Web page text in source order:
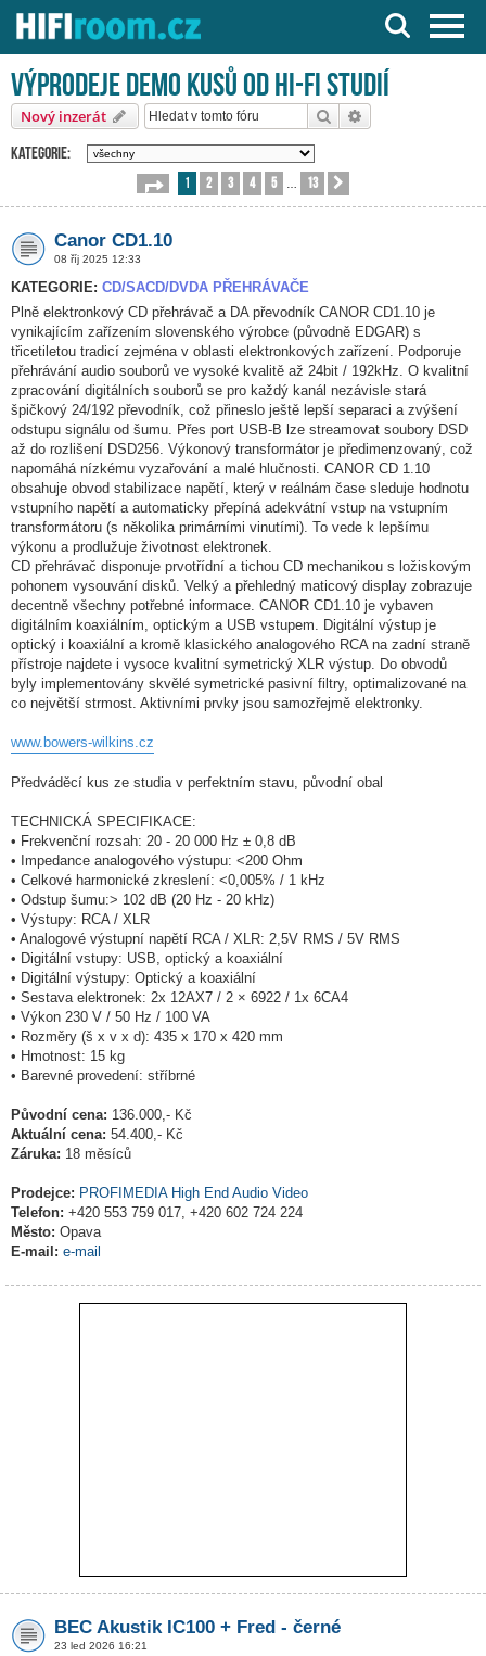
Server o Hi-Fi a AV technice
Výprodeje demo kusů od HI-FI studií
Nový inzerát Hledat
Kategorie:
Stránka 1z 13
1 2 3 4 5 13
Canor CD1.10
08 říj 2025 12:33
KATEGORIE: CD/SACD/DVDA PŘEHRÁVAČE
Plně elektronkový CD přehrávač a DA převodník CANOR CD1.10 je
vynikajícím zařízením slovenského výrobce (původně EDGAR) s
třicetiletou tradicí zejména v oblasti elektronkových zařízení. Podporuje
přehrávání audio souborů ve vysoké kvalitě až 24bit / 192kHz. O kvalitní
zpracování digitálních souborů se pro každý kanál nezávisle stará
špičkový 24/192 převodník, což přineslo ještě lepší separaci a zvýšení
odstupu signálu od šumu. Přes port USB-B lze streamovat soubory DSD
až do rozlišení DSD256. Výkonový transformátor je předimenzovaný, což
napomáhá nízkému vyzařování a malé hlučnosti. CANOR CD 1.10
obsahuje obvod stabilizace napětí, který v reálnám čase sleduje hodnotu
vstupního napětí a automaticky přepíná adekvátní vstup na vstupním
transformátoru (s několika primárními vinutími). To vede k lepšímu
výkonu a prodlužuje životnost elektronek.
CD přehrávač disponuje prvotřídní a tichou CD mechanikou s ložiskovým
pohonem vysouvání disků. Velký a přehledný maticový display zobrazuje
decentně všechny potřebné informace. CANOR CD1.10 je vybaven
digitálním koaxiálním, optickým a USB vstupem. Digitální výstup je
optický i koaxiální a kromě klasického analogového RCA na zadní straně
přístroje najdete i vysoce kvalitní symetrický XLR výstup. Do obvodů
byly implementovány skvělé symetrické pasivní filtry, optimalizované na
co největší strmost. Aktivními prvky jsou samozřejmě elektronky.
www.bowers-wilkins.cz
Předváděcí kus ze studia v perfektním stavu, původní obal
TECHNICKÁ SPECIFIKACE:
• Frekvenční rozsah: 20 - 20 000 Hz ± 0,8 dB
• Impedance analogového výstupu: <200 Ohm
• Celkové harmonické zkreslení: <0,005% / 1 kHz
• Odstup šumu:> 102 dB (20 Hz - 20 kHz)
• Výstupy: RCA / XLR
• Analogové výstupní napětí RCA / XLR: 2,5V RMS / 5V RMS
• Digitální vstupy: USB, optický a koaxiální
• Digitální výstupy: Optický a koaxiální
• Sestava elektronek: 2x 12AX7 / 2 × 6922 / 1x 6CA4
• Výkon 230 V / 50 Hz / 100 VA
• Rozměry (š x v x d): 435 x 170 x 420 mm
• Hmotnost: 15 kg
• Barevné provedení: stříbrné
Původní cena: 136.000,- Kč
Aktuální cena: 54.400,- Kč
Záruka: 18 měsíců
Prodejce: PROFIMEDIA High End Audio Video
Telefon: +420 553 759 017, +420 602 724 224
Město: Opava
E-mail: e-mail
BEC Akustik IC100 + Fred - černé
23 led 2026 16:21